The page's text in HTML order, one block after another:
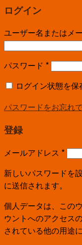
ログイン
ユーザー名またはメ
パスワード *
ログイン状態を保
パスワードをお忘れ
登録
メールアドレス *
新しいパスワードを
に送信されます。
個人データは、この
ウントへのアクセスの
されている他の用途